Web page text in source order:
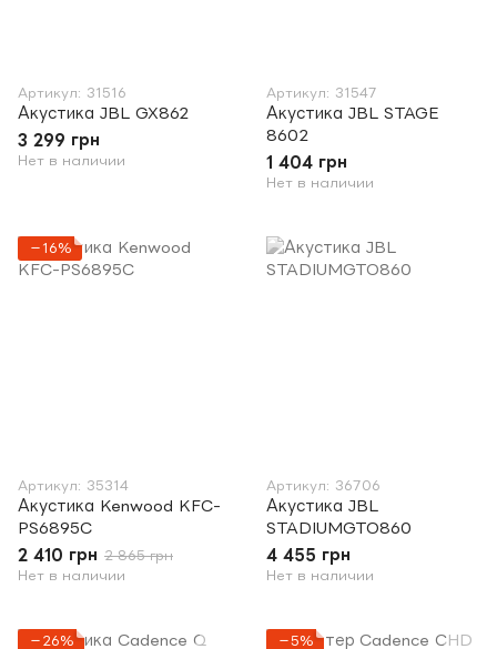
Артикул: 31516
Акустика JBL GX862
3 299 грн
Нет в наличии
Артикул: 31547
Акустика JBL STAGE
8602
1 404 грн
Нет в наличии
−16%
Артикул: 35314
Акустика Kenwood KFC-
PS6895C
2 410 грн 2 865 грн
Нет в наличии
Артикул: 36706
Акустика JBL
STADIUMGTO860
4 455 грн
Нет в наличии
−26% −5%